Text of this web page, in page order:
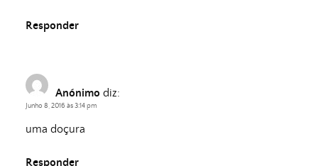
Responder
Anónimo diz:
Junho 8, 2016 às 3:14 pm
uma doçura
Responder